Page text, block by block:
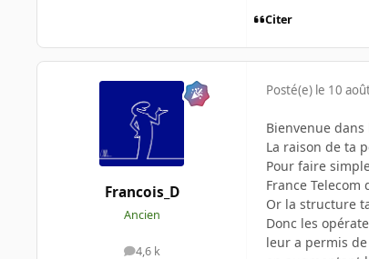
Citer
Francois_D
Ancien
4,6 k
messages
Posté(e) le 10
Bienvenue
La raison de ta
Pour faire
France
Or la structure
Donc les
leur a permis